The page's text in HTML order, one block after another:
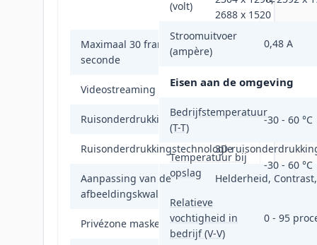
2688 x 1520
Maximaal 30 frames per
seconde
Videostreaming Ja
Ruisonderdrukking Ja
Ruisonderdrukkingstechnologie
3D-
Aanpassing van de
afbeeldingskwaliteit
Helderheid, Contrast,
Privézone maskeren Ja
(volt)
Stroomuitvoer
(ampère)
0,48 A
Eisen aan de omgeving
Bedrijfstemperatuur
(T-T)
-30 - 60 °C
Temperatuur bij
opslag
-30 - 60 °C
Relatieve
vochtigheid in
bedrijf (V-V)
0 - 95